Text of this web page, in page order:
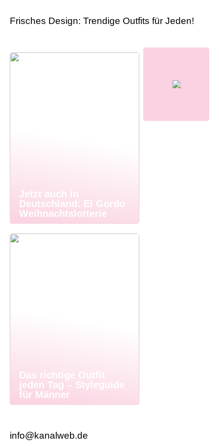
Frisches Design: Trendige Outfits für Jeden!
Jetzt auch in
Deutschland: El Gordo
Weihnachtslotterie
Das richtige Outfit
jeden Tag – Styleguide
für Männer
info@kanalweb.de